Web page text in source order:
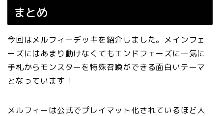
まとめ
今回はメルフィーデッキを紹介しました。メインフェ
ーズにはあまり動けなくてもエンドフェーズに一気に
手札からモンスターを特殊召喚ができる面白いテーマ
となっています！
メルフィーは公式でプレイマット化されているほど人